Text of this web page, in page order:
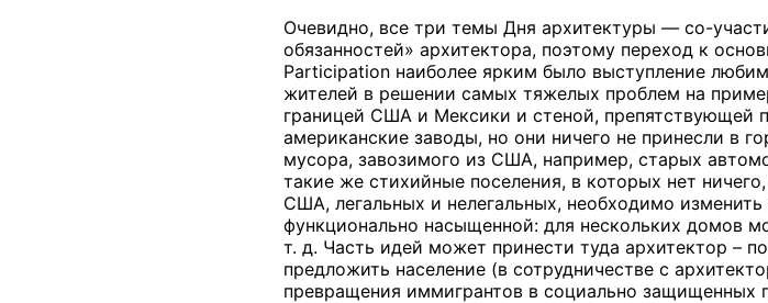
Очевидно, все три темы Дня архитектуры — со-
обязанностей» архитектора, поэтому переход к
Participation наиболее ярким было выступление
жителей в решении самых тяжелых проблем на
границей США и Мексики и стеной, препятствующей
американские заводы, но они ничего не принесли в
мусора, завозимого из США, например, старых
такие же стихийные поселения, в которых нет
США, легальных и нелегальных, необходимо
функционально насыщенной: для нескольких домов
т. д. Часть идей может принести туда архитектор –
предложить население (в сотрудничестве с
превращения иммигрантов в социально защищенных